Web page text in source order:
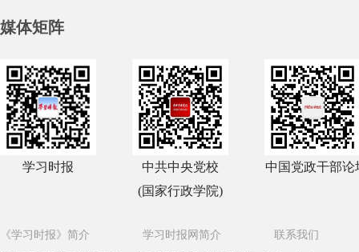
媒体矩阵
学习时报
中共中央党校
(国家行政学院)
中国党政干部论
《学习时报》简介 学习时报网简介
联系我们